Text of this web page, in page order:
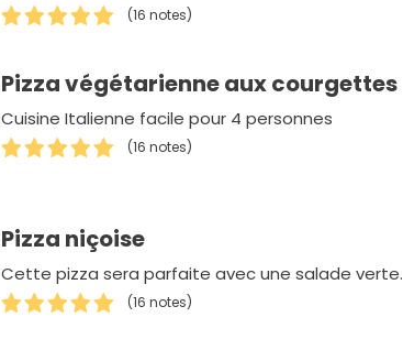
(16 notes)
Pizza végétarienne aux courgettes
Cuisine Italienne facile pour 4 personnes
(16 notes)
Pizza niçoise
Cette pizza sera parfaite avec une salade verte.
(16 notes)